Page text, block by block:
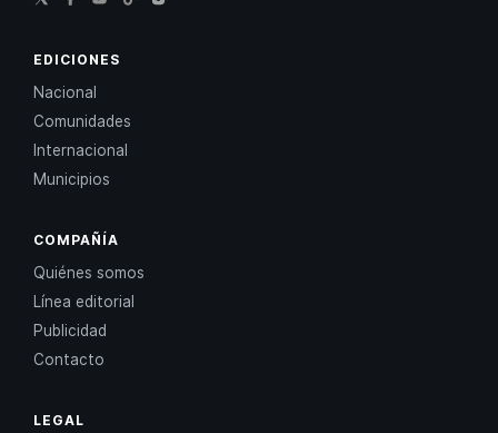
EDICIONES
Nacional
Comunidades
Internacional
Municipios
COMPAÑÍA
Quiénes somos
Línea editorial
Publicidad
Contacto
LEGAL